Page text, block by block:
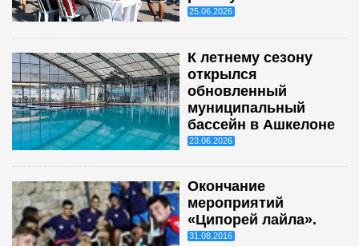
25.06.2026
К летнему сезону
открылся
обновленный
муниципальный
бассейн в Ашкелоне
23.06.2026
Окончание
мероприятий
«Ципорей лайла».
31.08.2016